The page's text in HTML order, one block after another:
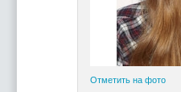
Отметить на фото